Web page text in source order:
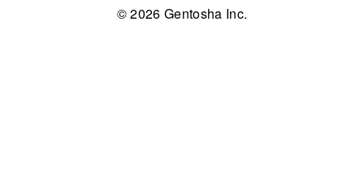
© 2026 Gentosha Inc.